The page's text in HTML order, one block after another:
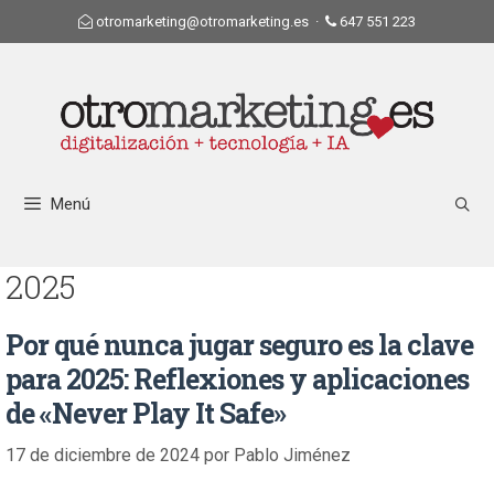
otromarketing@otromarketing.es · 647 551 223
Menú
2025
Por qué nunca jugar seguro es la clave
para 2025: Reflexiones y aplicaciones
de «Never Play It Safe»
17 de diciembre de 2024 por Pablo Jiménez